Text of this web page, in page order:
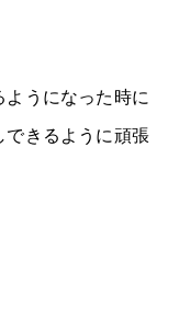
うになった時に
きるように頑張